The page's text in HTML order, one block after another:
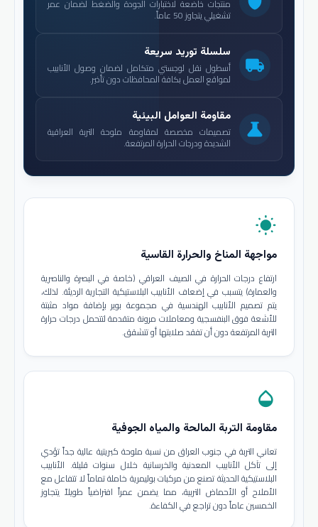
منتجات خاضعة لاختبارات الجودة والضغط لضمان عمر
تشغيلي يتجاوز 50 عاماً.
local_shipping
سلسلة توريد سريعة
أسطول نقل لوجستي متكامل لضمان وصول الأنابيب
لمواقع العمل بكافة المحافظات دون تأخير.
science
مقاومة العوامل البيئية
تصميمات مخصصة لمقاومة ملوحة التربة العراقية
الشديدة ودرجات الحرارة المرتفعة.
wb_sunny
مواجهة المناخ والحرارة القاسية
ارتفاع درجات الحرارة في الصيف العراقي (خاصة في البصرة والناصرية
والعمارة) يتسبب في إضعاف الأنابيب البلاستيكية التجارية الرديئة. لذلك،
يتم تصميم الأنابيب الهندسية في مجموعة بوير بإضافة مواد مثبتة
للأشعة فوق البنفسجية ومعاملات مرونة متقدمة لتتحمل درجات حرارة
التربة المرتفعة دون أن تفقد صلابتها أو تتشقق.
opacity
مقاومة التربة المالحة والمياه الجوفية
تعاني التربة في جنوب العراق من نسبة ملوحة كبريتية عالية جداً تؤدي
إلى تآكل الأنابيب المعدنية والخرسانية خلال سنوات قليلة. الأنابيب
البلاستيكية الحديثة تصنع من مركبات بوليمرية خاملة تماماً لا تتفاعل مع
الأملاح أو الأحماض التربية، مما يضمن عمراً افتراضياً طويلاً يتجاوز
الخمسين عاماً دون تراجع في الكفاءة.